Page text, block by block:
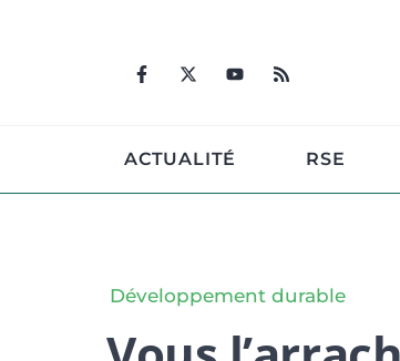
ACTUALITÉ RSE
Développement durable